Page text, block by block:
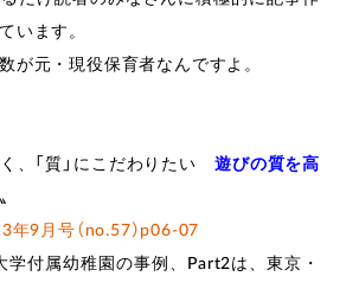
います。
が元・現役保育者なんですよ。
、「質」にこだわりたい 遊びの質を高
〟
学付属幼稚園の事例、Part2は、東京・